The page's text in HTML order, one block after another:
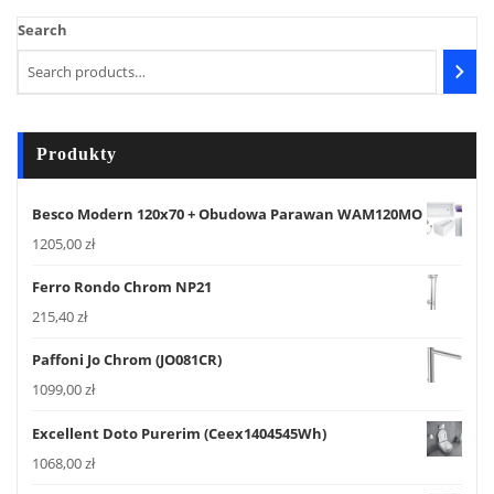
Search
Produkty
Besco Modern 120x70 + Obudowa Parawan WAM120MO
1205,00zł
Ferro Rondo Chrom NP21
215,40zł
Paffoni Jo Chrom (JO081CR)
1099,00zł
Excellent Doto Purerim (Ceex1404545Wh)
1068,00zł